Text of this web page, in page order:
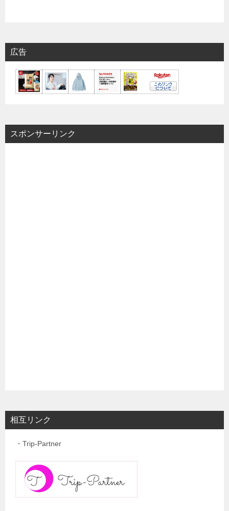
広告
スポンサーリンク
相互リンク
・Trip-Partner